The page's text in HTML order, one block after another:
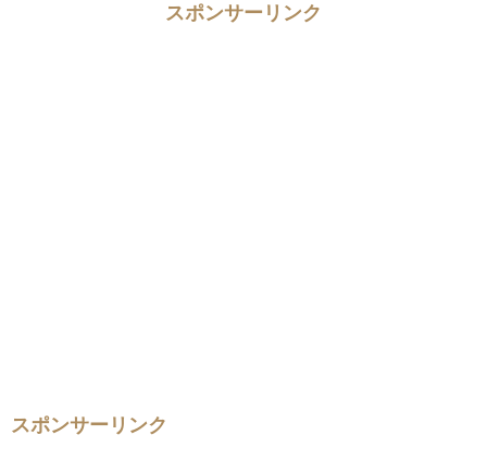
スポンサーリンク
スポンサーリンク